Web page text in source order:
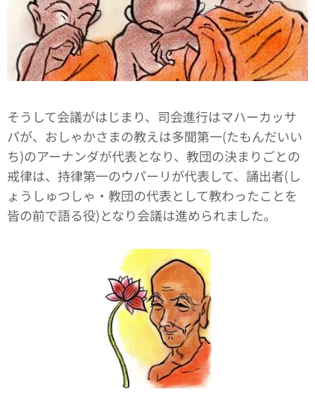
そうして会議がはじまり、司会進行はマハーカッサ
パが、おしゃかさまの教えは多聞第一(たもんだいい
ち)のアーナンダが代表となり、教団の決まりごとの
戒律は、持律第一のウパーリが代表して、誦出者(し
ょうしゅつしゃ・教団の代表として教わったことを
皆の前で語る役)となり会議は進められました。